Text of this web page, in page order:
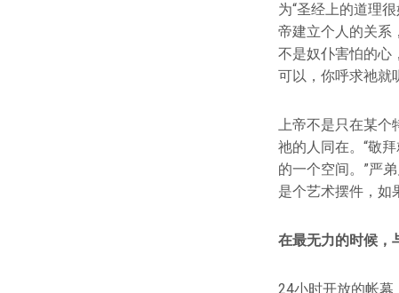
为“圣经上的道理
帝建立个人的关系
不是奴仆害怕的心
可以，你呼求祂就
上帝不是只在某个
祂的人同在。“敬
的一个空间。”严
是个艺术摆件，如
在最无力的时候，
24小时开放的帐幕